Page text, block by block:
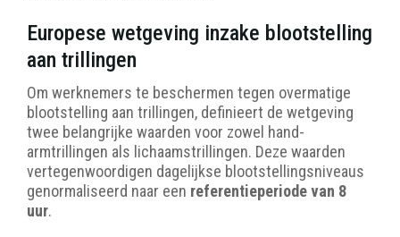
Europese wetgeving inzake blootstelling
aan trillingen
Om werknemers te beschermen tegen overmatige
blootstelling aan trillingen, definieert de wetgeving
twee belangrijke waarden voor zowel hand-
armtrillingen als lichaamstrillingen. Deze waarden
vertegenwoordigen dagelijkse blootstellingsniveaus
genormaliseerd naar een referentieperiode van 8
uur.